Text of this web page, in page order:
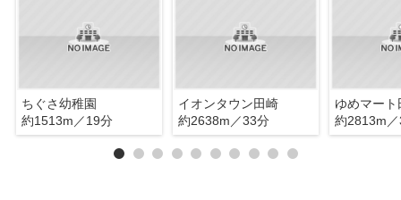
ちぐさ幼稚園
約1513m／19分
イオンタウン田崎
約2638m／33分
ゆめマート
約2813m